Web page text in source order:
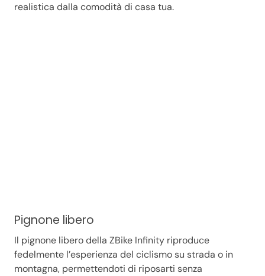
realistica dalla comodità di casa tua.
Pignone libero
Il pignone libero della ZBike Infinity riproduce
fedelmente l’esperienza del ciclismo su strada o in
montagna, permettendoti di riposarti senza